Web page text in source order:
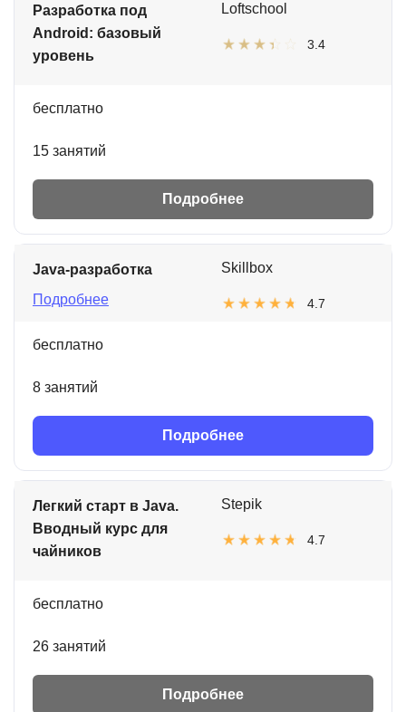
Разработка под
Android: базовый
уровень
Loftschool
3.4
бесплатно
15 занятий
Подробнее
Java-разработка
Подробнее
Skillbox
4.7
бесплатно
8 занятий
Подробнее
Легкий старт в Java.
Вводный курс для
чайников
Stepik
4.7
бесплатно
26 занятий
Подробнее